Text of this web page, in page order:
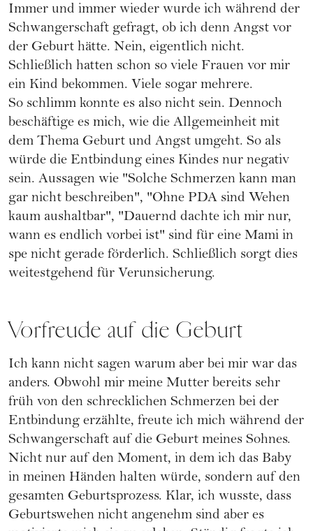
Immer und immer wieder wurde ich während der
Schwangerschaft gefragt, ob ich denn Angst vor
der Geburt hätte. Nein, eigentlich nicht.
Schließlich hatten schon so viele Frauen vor mir
ein Kind bekommen. Viele sogar mehrere.
So schlimm konnte es also nicht sein. Dennoch
beschäftige es mich, wie die Allgemeinheit mit
dem Thema Geburt und Angst umgeht. So als
würde die Entbindung eines Kindes nur negativ
sein. Aussagen wie "Solche Schmerzen kann man
gar nicht beschreiben", "Ohne PDA sind Wehen
kaum aushaltbar", "Dauernd dachte ich mir nur,
wann es endlich vorbei ist" sind für eine Mami in
spe nicht gerade förderlich. Schließlich sorgt dies
weitestgehend für Verunsicherung.
Vorfreude auf die Geburt
Ich kann nicht sagen warum aber bei mir war das
anders. Obwohl mir meine Mutter bereits sehr
früh von den schrecklichen Schmerzen bei der
Entbindung erzählte, freute ich mich während der
Schwangerschaft auf die Geburt meines Sohnes.
Nicht nur auf den Moment, in dem ich das Baby
in meinen Händen halten würde, sondern auf den
gesamten Geburtsprozess. Klar, ich wusste, dass
Geburtswehen nicht angenehm sind aber es